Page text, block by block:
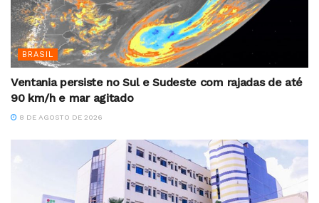
BRASIL
Ventania persiste no Sul e Sudeste com rajadas de até
90 km/h e mar agitado
8 DE AGOSTO DE 2026